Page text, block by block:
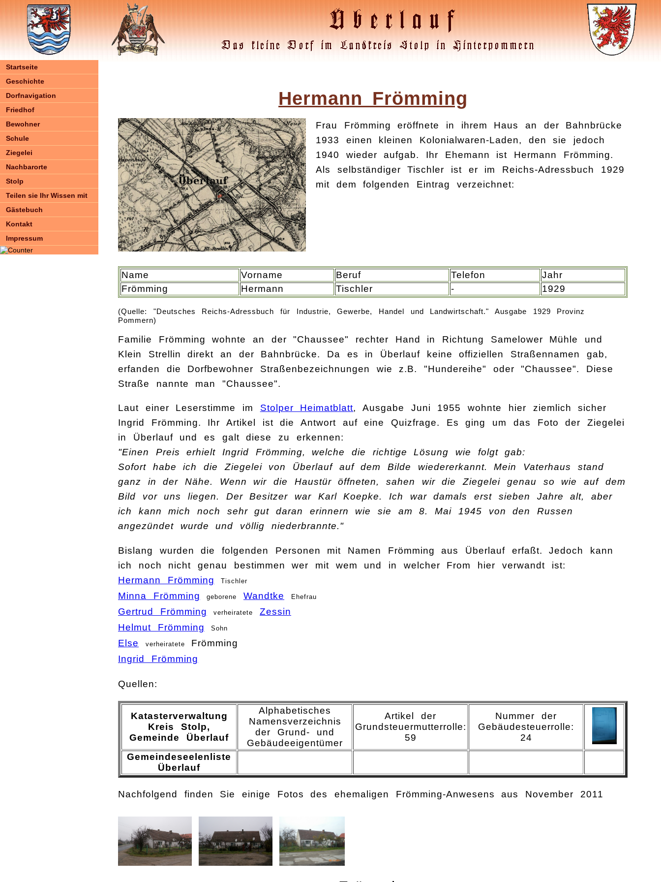
Startseite
Geschichte
Dorfnavigation
Friedhof
Bewohner
Schule
Ziegelei
Nachbarorte
Stolp
Teilen sie Ihr Wissen mit
Gästebuch
Kontakt
Impressum
Hermann Frömming
Frau Frömming eröffnete in ihrem Haus an der Bahnbrücke
1933 einen kleinen Kolonialwaren-Laden, den sie jedoch
1940 wieder aufgab. Ihr Ehemann ist Hermann Frömming.
Als selbständiger Tischler ist er im Reichs-Adressbuch 1929
mit dem folgenden Eintrag verzeichnet:
Name Vorname Beruf Telefon
Jahr
Frömming
Hermann Tischler - 1929
(Quelle: "Deutsches Reichs-Adressbuch für Industrie, Gewerbe, Handel und Landwirtschaft." Ausgabe 1929 Provinz
Pommern)
Familie Frömming wohnte an der "Chaussee" rechter Hand in Richtung Samelower Mühle und
Klein Strellin direkt an der Bahnbrücke. Da es in Überlauf keine offiziellen Straßennamen gab,
erfanden die Dorfbewohner Straßenbezeichnungen wie z.B. "Hundereihe" oder "Chaussee". Diese
Straße nannte man "Chaussee".
Laut einer Leserstimme im Stolper Heimatblatt, Ausgabe Juni 1955 wohnte hier ziemlich sicher
Ingrid Frömming. Ihr Artikel ist die Antwort auf eine Quizfrage. Es ging um das Foto der Ziegelei
in Überlauf und es galt diese zu erkennen:
"Einen Preis erhielt Ingrid Frömming, welche die richtige Lösung wie folgt gab:
Sofort habe ich die Ziegelei von Überlauf auf dem Bilde wiedererkannt. Mein Vaterhaus stand
ganz in der Nähe. Wenn wir die Haustür öffneten, sahen wir die Ziegelei genau so wie auf dem
Bild vor uns liegen. Der Besitzer war Karl Koepke. Ich war damals erst sieben Jahre alt, aber
ich kann mich noch sehr gut daran erinnern wie sie am 8. Mai 1945 von den Russen
angezündet wurde und völlig niederbrannte."
Bislang wurden die folgenden Personen mit Namen Frömming aus Überlauf erfaßt. Jedoch kann
ich noch nicht genau bestimmen wer mit wem und in welcher From hier verwandt ist:
Hermann Frömming
Tischler
Minna Frömming geborene Wandtke Ehefrau
Gertrud Frömming verheiratete
Zessin
Helmut Frömming
Sohn
Else verheiratete
Frömming
Ingrid Frömming
Quellen:
Katasterverwaltung
Kreis Stolp,
Gemeinde Überlauf
Alphabetisches
Namensverzeichnis
der Grund- und
Gebäudeeigentümer
Artikel der
Grundsteuermutterrolle:
59
Nummer der
Gebäudesteuerrolle:
24
Gemeindeseelenliste
Überlauf
Nachfolgend finden Sie einige Fotos des ehemaligen Frömming-Anwesens aus November 2011